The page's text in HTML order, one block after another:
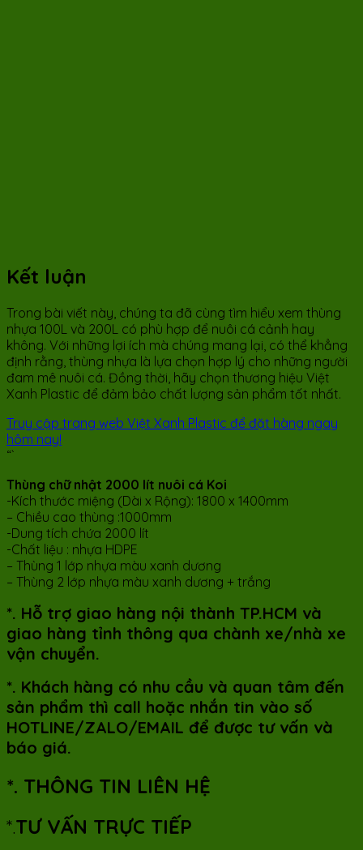
Kết luận
Trong bài viết này, chúng ta đã cùng tìm hiểu xem thùng
nhựa 100L và 200L có phù hợp để nuôi cá cảnh hay
không. Với những lợi ích mà chúng mang lại, có thể khẳng
định rằng, thùng nhựa là lựa chọn hợp lý cho những người
đam mê nuôi cá. Đồng thời, hãy chọn thương hiệu Việt
Xanh Plastic để đảm bảo chất lượng sản phẩm tốt nhất.
Truy cập trang web Việt Xanh Plastic để đặt hàng ngay
hôm nay!
“`
Thùng chữ nhật 2000 lít nuôi cá Koi
-Kích thước miệng (Dài x Rộng): 1800 x 1400mm
– Chiều cao thùng :1000mm
-Dung tích chứa 2000 lít
-Chất liệu : nhựa HDPE
– Thùng 1 lớp nhựa màu xanh dương
– Thùng 2 lớp nhựa màu xanh dương + trắng
*. Hỗ trợ giao hàng nội thành TP.HCM và
giao hàng tỉnh thông qua chành xe/nhà xe
vận chuyển.
*. Khách hàng có nhu cầu và quan tâm đến
sản phẩm thì call hoặc nhắn tin vào số
HOTLINE/ZALO/EMAIL để được tư vấn và
báo giá.
*. THÔNG TIN LIÊN HỆ
*.TƯ VẤN TRỰC TIẾP